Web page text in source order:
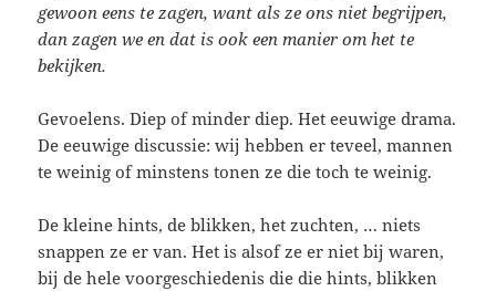
gewoon eens te zagen, want als ze ons niet begrijpen,
dan zagen we en dat is ook een manier om het te
bekijken.
Gevoelens. Diep of minder diep. Het eeuwige drama.
De eeuwige discussie: wij hebben er teveel, mannen
te weinig of minstens tonen ze die toch te weinig.
De kleine hints, de blikken, het zuchten, … niets
snappen ze er van. Het is alsof ze er niet bij waren,
bij de hele voorgeschiedenis die die hints, blikken